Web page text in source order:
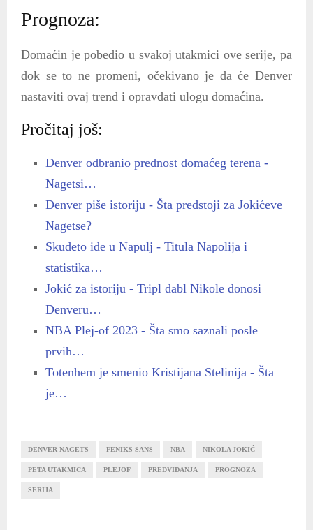
Prognoza:
Domaćin je pobedio u svakoj utakmici ove serije, pa
dok se to ne promeni, očekivano je da će Denver
nastaviti ovaj trend i opravdati ulogu domaćina.
Pročitaj još:
Denver odbranio prednost domaćeg terena -
Nagetsi…
Denver piše istoriju - Šta predstoji za Jokićeve
Nagetse?
Skudeto ide u Napulj - Titula Napolija i
statistika…
Jokić za istoriju - Tripl dabl Nikole donosi
Denveru…
NBA Plej-of 2023 - Šta smo saznali posle
prvih…
Totenhem je smenio Kristijana Stelinija - Šta
je…
DENVER NAGETS FENIKS SANS NBA NIKOLA JOKIĆ
PETA UTAKMICA PLEJOF PREDVIĐANJA PROGNOZA
SERIJA